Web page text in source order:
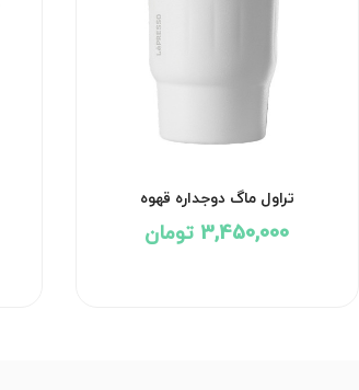
تراول ماگ دوجداره قهوه
3,450,000 تومان